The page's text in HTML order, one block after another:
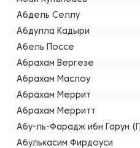
Абдель Селлу
Абдулла Кадыри
Абель Поссе
Абрахам Вергезе
Абрахам Маслоу
Абрахам Меррит
Абрахам Мерритт
Абу-ль-Фарадж ибн Гарун
Абулькасим Фирдоуси